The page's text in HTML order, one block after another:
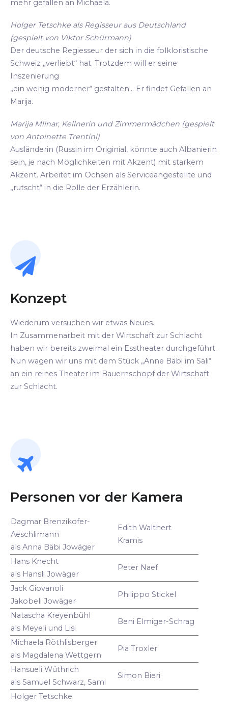
mehr gefallen an Michaela.
Holger Tetschke als Regisseur aus Deutschland
(gespielt von Viktor Schürmann)
Der deutsche Regiesseur der sich in die folkloristische
Schweiz „verliebt“ hat. Trotzdem will er seine
Inszenierung
„ein wenig moderner“ gestalten... Er findet Gefallen an
Marija.
Marija Mlinar, Kellnerin und Zimmermädchen (gespielt
von Antoinette Trentini)
Ausländerin (Russin im Originial, könnte auch Albanierin
sein, je nach Möglichkeiten mit Akzent) mit starkem
Akzent. Arbeitet im Ochsen als Serviceangestellte und
„rutscht“ in die Rolle der Erzählerin.
Konzept
Wiederum versuchen wir etwas Neues.
In Zusammenarbeit mit der Wirtschaft zur Schlacht
haben wir bereits zweimal ein Esstheater durchgeführt.
Nun wagen wir uns mit dem Stück „Anne Bäbi im Säli“
an ein reines Theater im Bauernschopf der Wirtschaft
zur Schlacht.
Personen vor der Kamera
Dagmar Brenzikofer-
Aeschlimann
als Anna Bäbi Jowäger
Edith Walthert
Kramis
Hans Knecht
als Hansli Jowäger
Peter Naef
Jack Giovanoli
Jakobeli Jowäger
Philippo Stickel
Natascha Kreyenbühl
als Meyeli und Lisi
Beni Elmiger-Schrag
Michaela Röthlisberger
als Magdalena Wettgern
Pia Troxler
Hansueli Wüthrich
als Samuel Schwarz, Sami
Simon Bieri
Holger Tetschke